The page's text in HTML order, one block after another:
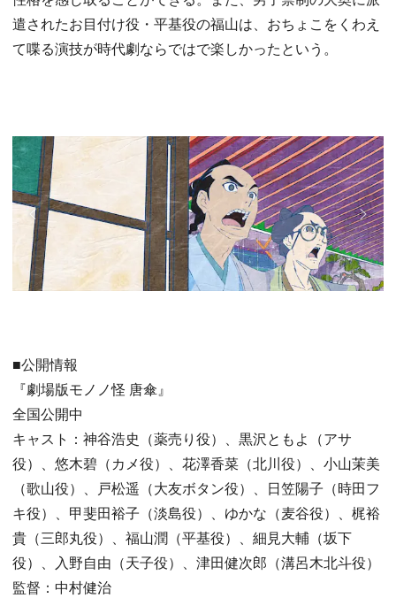
遣されたお目付け役・平基役の福山は、おちょこをくわえ
て喋る演技が時代劇ならではで楽しかったという。
■公開情報
『劇場版モノノ怪 唐傘』
全国公開中
キャスト：神谷浩史（薬売り役）、黒沢ともよ（アサ
役）、悠木碧（カメ役）、花澤香菜（北川役）、小山茉美
（歌山役）、戸松遥（大友ボタン役）、日笠陽子（時田フ
キ役）、甲斐田裕子（淡島役）、ゆかな（麦谷役）、梶裕
貴（三郎丸役）、福山潤（平基役）、細見大輔（坂下
役）、入野自由（天子役）、津田健次郎（溝呂木北斗役）
監督：中村健治